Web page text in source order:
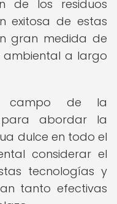
de los residuos
exitosa de estas
gran medida de
ambiental a largo
campo de la
para abordar la
dulce en todo el
considerar el
tecnologías y
tanto efectivas